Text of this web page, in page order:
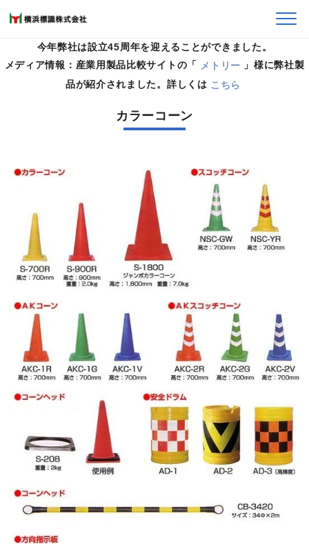
今年弊社は設立45周年を迎えることができました。
メディア情報：産業用製品比較サイトの「
メトリー
」様に弊社製
品が紹介されました。詳しくは こちら
HOME > 保安機材のご案内 > カラーコーン
カラーコーン